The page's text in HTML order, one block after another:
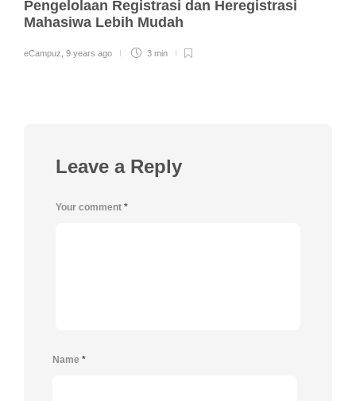
Pengelolaan Registrasi dan Heregistrasi
Mahasiwa Lebih Mudah
eCampuz 9 years ago 3 min
Leave a Reply
Your comment *
Name *